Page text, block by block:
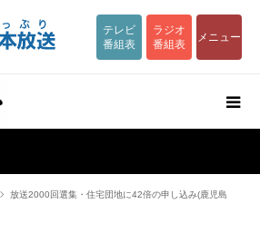
テレビ
番組表
ラジオ
番組表
メニュー
放送2000回選集・住宅団地に42倍の申し込み(鹿児島